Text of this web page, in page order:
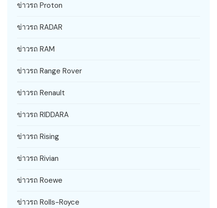
ข่าวรถ Proton
ข่าวรถ RADAR
ข่าวรถ RAM
ข่าวรถ Range Rover
ข่าวรถ Renault
ข่าวรถ RIDDARA
ข่าวรถ Rising
ข่าวรถ Rivian
ข่าวรถ Roewe
ข่าวรถ Rolls-Royce